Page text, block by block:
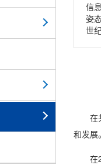
信
姿
世
在共
和发展
在21